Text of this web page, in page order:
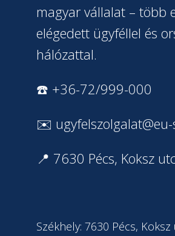
magyar vállalat – több
elégedett ügyféllel és
hálózattal.
☎️ +36-72/999-000
✉️
📍 7630 Pécs, Koksz
Székhely: 7630 Pécs, Koksz